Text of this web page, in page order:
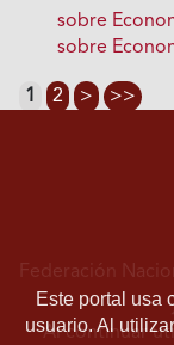
sobre
sobre
1 2 > >>
Este portal usa
usuario. Al
Federación
Al continuar